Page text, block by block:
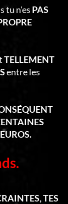
tu n'es PAS
TELLEMENT
entre les
TES